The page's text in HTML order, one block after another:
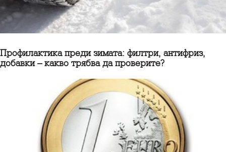
Профилактика преди зимата: филтри, антифриз,
добавки – какво трябва да проверите?